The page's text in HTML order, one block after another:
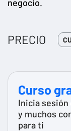
negocio.
PRECIO
Curso
Inicia
y muchos
para ti